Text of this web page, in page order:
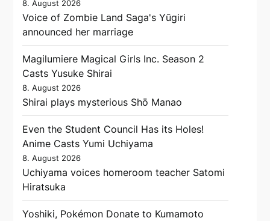
8. August 2026
Voice of Zombie Land Saga's Yūgiri
announced her marriage
Magilumiere Magical Girls Inc. Season 2
Casts Yusuke Shirai
8. August 2026
Shirai plays mysterious Shō Manao
Even the Student Council Has its Holes!
Anime Casts Yumi Uchiyama
8. August 2026
Uchiyama voices homeroom teacher Satomi
Hiratsuka
Yoshiki, Pokémon Donate to Kumamoto